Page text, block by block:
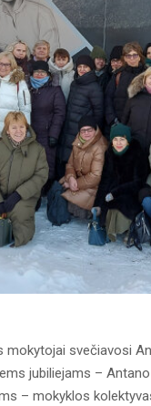
svečiavosi
jubiliejams –
– mokyklos